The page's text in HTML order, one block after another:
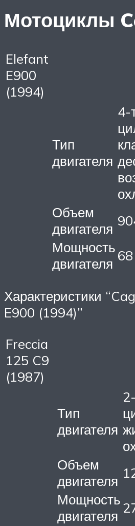
Мотоциклы
Elefant
E900
(1994)
Тип
двигателя
4-
Объем
двигателя
Мощность
двигателя 68
Характеристики
E900 (1994)”
Freccia
125 C9
(1987)
Тип
двигателя
Объем
двигателя
Мощность
двигателя